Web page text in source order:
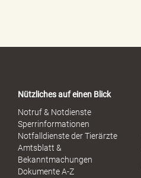
o
x
Nützliches auf einen Blick
Notruf & Notdienste
Sperrinformationen
Notfalldienste der Tierärzte
Amtsblatt &
Bekanntmachungen
Dokumente A-Z